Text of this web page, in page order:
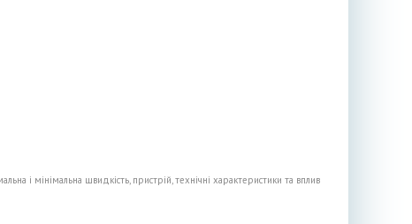
і мінімальна швидкість, пристрій, технічні характеристики та вплив